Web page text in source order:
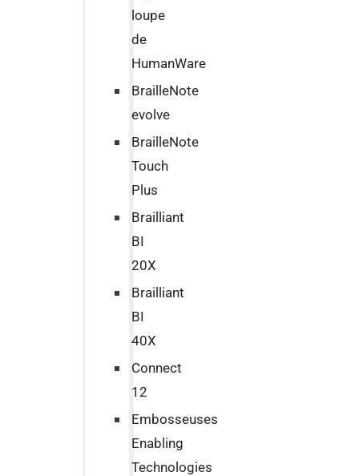
loupe
de
HumanWare
BrailleNote
evolve
BrailleNote
Touch
Plus
Brailliant
BI
20X
Brailliant
BI
40X
Connect
12
Embosseuses
Enabling
Technologies